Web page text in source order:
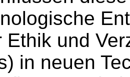
Ethik und
in neuen